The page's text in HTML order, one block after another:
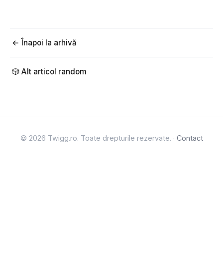
← Înapoi la arhivă
🎲 Alt articol random
© 2026 Twigg.ro. Toate drepturile rezervate. · Contact